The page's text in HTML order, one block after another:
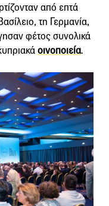
από επτά
τη Γερμανία,
φέτος συνολικά
οινοποιεία.